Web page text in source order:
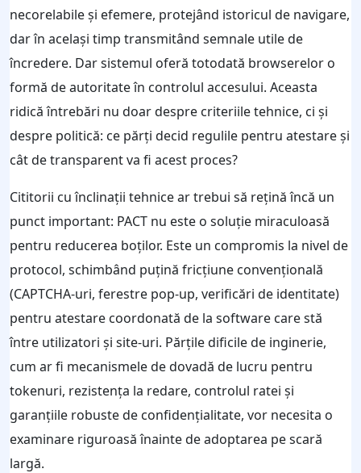
necorelabile și efemere, protejând istoricul de navigare,
dar în același timp transmitând semnale utile de
încredere. Dar sistemul oferă totodată browserelor o
formă de autoritate în controlul accesului. Aceasta
ridică întrebări nu doar despre criteriile tehnice, ci și
despre politică: ce părți decid regulile pentru atestare și
cât de transparent va fi acest proces?
Cititorii cu înclinații tehnice ar trebui să rețină încă un
punct important: PACT nu este o soluție miraculoasă
pentru reducerea boților. Este un compromis la nivel de
protocol, schimbând puțină fricțiune convențională
(CAPTCHA-uri, ferestre pop-up, verificări de identitate)
pentru atestare coordonată de la software care stă
între utilizatori și site-uri. Părțile dificile de inginerie,
cum ar fi mecanismele de dovadă de lucru pentru
tokenuri, rezistența la redare, controlul ratei și
garanțiile robuste de confidențialitate, vor necesita o
examinare riguroasă înainte de adoptarea pe scară
largă.